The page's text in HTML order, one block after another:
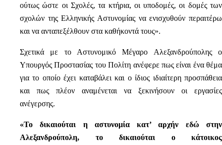
ούτως ώστε οι Σχολές, τα κτήρια, οι υποδομές, οι δομές των
σχολών της Ελληνικής Αστυνομίας να ενισχυθούν περαιτέρω
και να ανταπεξέλθουν στα καθήκοντά τους».
Σχετικά με το Αστυνομικό Μέγαρο Αλεξανδρούπολης ο
Υπουργός Προστασίας του Πολίτη ανέφερε πως είναι ένα θέμα
για το οποίο έχει καταβάλει και ο ίδιος ιδιαίτερη προσπάθεια
και πως πλέον αναμένεται να ξεκινήσουν οι εργασίες
ανέγερσης.
«Το δικαιούται η αστυνομία κατ’ αρχήν εδώ στην
Αλεξανδρούπολη, το δικαιούται ο κάτοικος